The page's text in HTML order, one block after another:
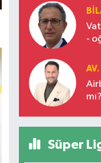
-
mı? Danıştay’dan emsal
Süper